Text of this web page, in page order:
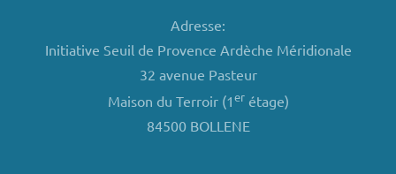
Adresse:
Initiative Seuil de Provence Ardèche Méridionale
32 avenue Pasteur
Maison du Terroir (1erétage)
84500 BOLLENE